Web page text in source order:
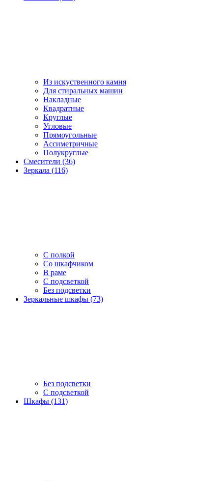
Из искуственного камня
Для стиральных машин
Накладные
Квадратные
Круглые
Угловые
Прямоугольные
Ассиметричные
Полукруглые
Смесители (36)
Зеркала (116)
С полкой
Со шкафчиком
В раме
С подсветкой
Без подсветки
Зеркальные шкафы (73)
Без подсветки
С подсветкой
Шкафы (131)